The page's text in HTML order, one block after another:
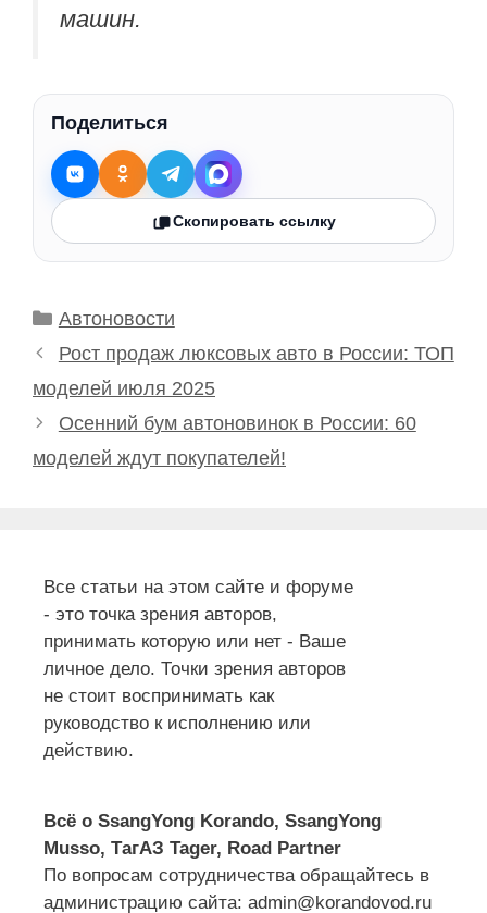
машин.
Поделиться
Скопировать ссылку
Рубрики
Автоновости
Рост продаж люксовых авто в России: ТОП
моделей июля 2025
Осенний бум автоновинок в России: 60
моделей ждут покупателей!
Все статьи на этом сайте и форуме
- это точка зрения авторов,
принимать которую или нет - Ваше
личное дело. Точки зрения авторов
не стоит воспринимать как
руководство к исполнению или
действию.
Всё о SsangYong Korando, SsangYong
Musso, ТагАЗ Tager, Road Partner
По вопросам сотрудничества обращайтесь в
администрацию сайта: admin@korandovod.ru